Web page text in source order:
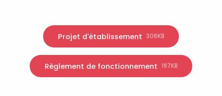
Projet d'établissement 306KB
Règlement de fonctionnement 197KB